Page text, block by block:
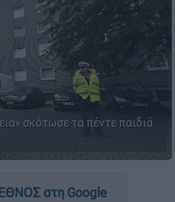
σκότωσε τα πέντε παιδιά
στη Google